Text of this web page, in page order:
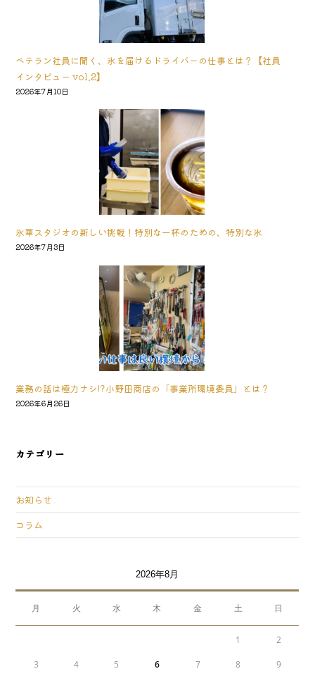
ベテラン社員に聞く、氷を届けるドライバーの仕事とは？【社員
インタビュー vol.2】
2026年7月10日
氷華スタジオの新しい挑戦！特別な一杯のための、特別な氷
2026年7月3日
業務の話は極力ナシ!?小野田商店の「事業所環境委員」とは？
2026年6月26日
カテゴリー
お知らせ
コラム
2026年8月
月 火 水 木 金 土 日
1 2
3 4 5 6 7 8 9